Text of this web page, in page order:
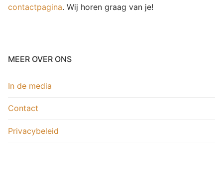
contactpagina. Wij horen graag van je!
MEER OVER ONS
In de media
Contact
Privacybeleid